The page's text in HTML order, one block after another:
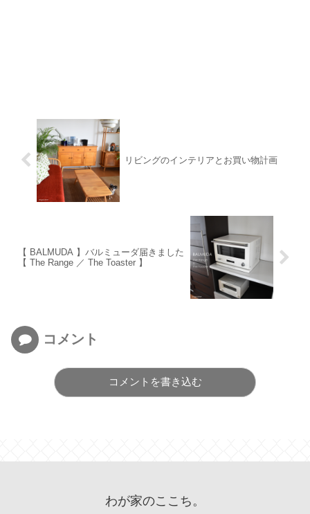
リビングのインテリアとお買い物計画
【 BALMUDA 】バルミューダ届きました
【 The Range ／ The Toaster 】
コメント
コメントを書き込む
わが家のここち。